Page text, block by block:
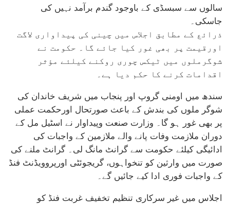
سالوں سے سبسڈی کے باوجود گندم برآمد نہیں کی
جاسکی۔
ذرائع کے مطابق اجلاس میں چینی کی پیداواری لاگت
اورقیمت پر بھی غور کیا جائے گا۔ حکومت نے
شوگرملوں میں ٹیکس چوری روکنے کیلئے مؤثر
اقدامات کرنے کا حکم دیا ہے۔
سندھ میں اومنی گروپ اور پنجاب میں شریف خاندان کی
شوگر ملوں کی بندش کے باعث صورتحال اورحکمت عملی
پر بھی غور ہو گا۔ وزارت صنعت وپیداوار نے اسٹیل مل کے
دوران ملازمت وفات پانے والے ملازمین کے واجبات کی
ادائیگی کیلئے حکومت سے گرانٹ مانگ لی۔ گرانٹ ملنے کی
صورت میں وارثین کو تنخواہوں، گریجوئٹی اورپروویڈنٹ فنڈ
کے واجبات فوری ادا کیے جائیں گے۔
اجلاس میں غیر سرکاری تنظیم تخفیف غربت فنڈ کو